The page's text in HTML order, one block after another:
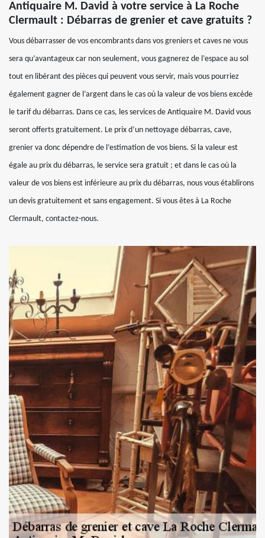
Antiquaire M. David à votre service à La Roche
Clermault : Débarras de grenier et cave gratuits ?
Vous débarrasser de vos encombrants dans vos greniers et caves ne vous
sera qu’avantageux car non seulement, vous gagnerez de l’espace au sol
tout en libérant des pièces qui peuvent vous servir, mais vous pourriez
également gagner de l’argent dans le cas où la valeur de vos biens excède
le tarif du débarras. Dans ce cas, les services de Antiquaire M. David vous
seront offerts gratuitement. Le prix d’un nettoyage débarras, cave,
grenier va donc dépendre de l’estimation de vos biens. Si la valeur est
égale au prix du débarras, le service sera gratuit ; et dans le cas où la
valeur de vos biens est inférieure au prix du débarras, nous vous établirons
un devis gratuitement et sans engagement. Si vous êtes à La Roche
Clermault, contactez-nous.